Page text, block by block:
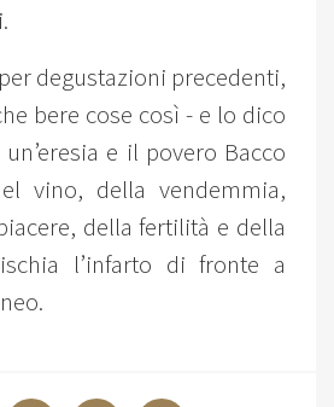
degustazioni precedenti,
bere cose così - e lo dico
e il povero Bacco
vino, della vendemmia,
della fertilità e della
l’infarto di fronte a